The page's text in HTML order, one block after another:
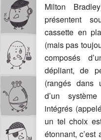
Milton
présentent
cassette en
(mais pas
composés
dépliant, de
(rangés dans
d’un
intégrés
un tel choix
étonnant,